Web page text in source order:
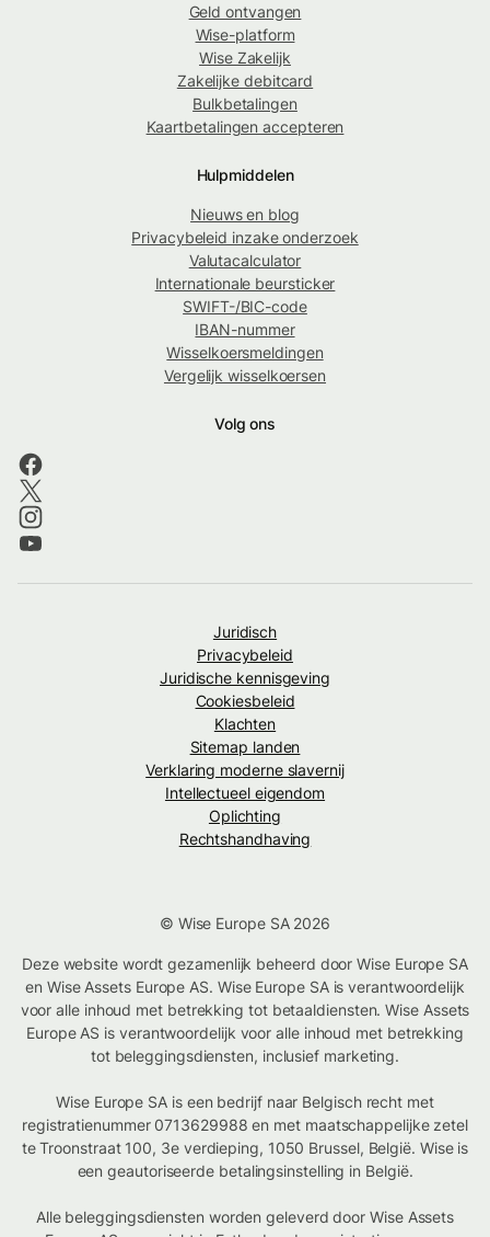
Geld ontvangen
Wise-platform
Wise Zakelijk
Zakelijke debitcard
Bulkbetalingen
Kaartbetalingen accepteren
Hulpmiddelen
Nieuws en blog
Privacybeleid inzake onderzoek
Valutacalculator
Internationale beursticker
SWIFT-/BIC-code
IBAN-nummer
Wisselkoersmeldingen
Vergelijk wisselkoersen
Volg ons
Juridisch
Privacybeleid
Juridische kennisgeving
Cookiesbeleid
Klachten
Sitemap landen
Verklaring moderne slavernij
Intellectueel eigendom
Oplichting
Rechtshandhaving
© Wise Europe SA 2026
Deze website wordt gezamenlijk beheerd door Wise Europe SA
en Wise Assets Europe AS. Wise Europe SA is verantwoordelijk
voor alle inhoud met betrekking tot betaaldiensten. Wise Assets
Europe AS is verantwoordelijk voor alle inhoud met betrekking
tot beleggingsdiensten, inclusief marketing.
Wise Europe SA is een bedrijf naar Belgisch recht met
registratienummer 0713629988 en met maatschappelijke zetel
te Troonstraat 100, 3e verdieping, 1050 Brussel, België. Wise is
een geautoriseerde betalingsinstelling in België.
Alle beleggingsdiensten worden geleverd door Wise Assets